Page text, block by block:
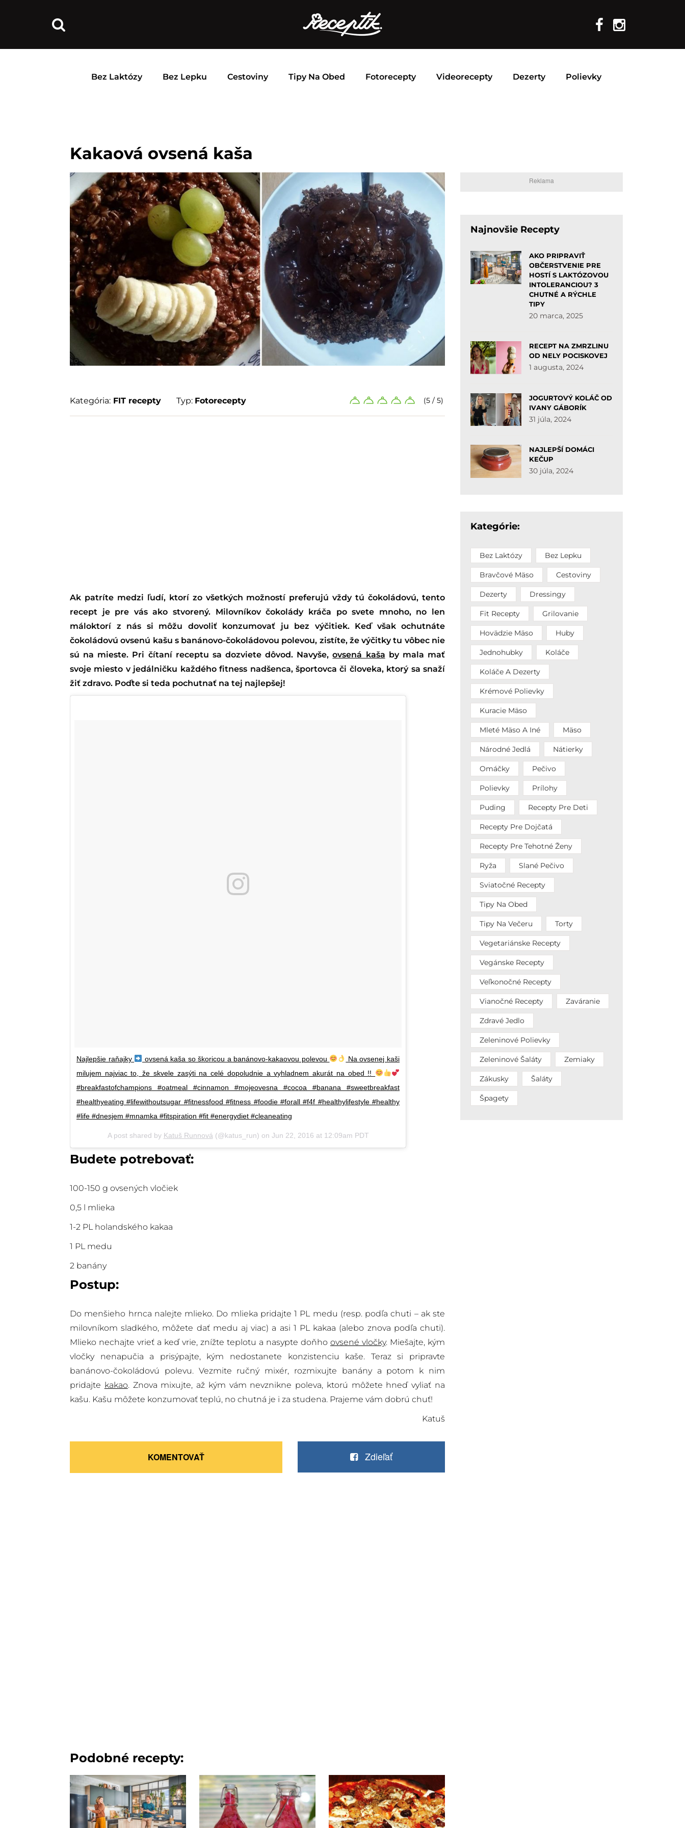
Bez Laktózy Bez Lepku Cestoviny Tipy Na Obed Fotorecepty Videorecepty Dezerty Polievky
Kakaová ovsená kaša
(5 / 5)
Kategória: FIT recepty Typ: Fotorecepty
Ak patríte medzi ľudí, ktorí zo všetkých možností preferujú vždy tú čokoládovú, tento
recept je pre vás ako stvorený. Milovníkov čokolády kráča po svete mnoho, no len
máloktorí z nás si môžu dovoliť konzumovať ju bez výčitiek. Keď však ochutnáte
čokoládovú ovsenú kašu s banánovo-čokoládovou polevou, zistíte, že výčitky tu vôbec nie
sú na mieste. Pri čítaní receptu sa dozviete dôvod. Navyše,ovsená kaša by mala mať
svoje miesto v jedálničku každého fitness nadšenca, športovca či človeka, ktorý sa snaží
žiť zdravo. Poďte si teda pochutnať na tej najlepšej!
Najlepšie raňajky ovsená kaša so škoricou a banánovo-kakaovou polevou
Na ovsenej kaši
milujem najviac to, že skvele zasýti na celé dopoludnie a vyhladnem akurát na obed !!
#breakfastofchampions #oatmeal #cinnamon #mojeovesna #cocoa #banana #sweetbreakfast
#healthyeating #lifewithoutsugar #fitnessfood #ﬁtness #foodie #forall #f4f #healthylifestyle #healthy
#life #dnesjem #mnamka #fitspiration #fit #energydiet #cleaneating
A post shared by Katuš Runnová (@katus_run) on Jun 22, 2016 at 12:09am PDT
Budete potrebovať:
100-150 g ovsených vločiek
0,5 l mlieka
1-2 PL holandského kakaa
1 PL medu
2 banány
Postup:
Do menšieho hrnca nalejte mlieko. Do mlieka pridajte 1 PL medu (resp. podľa chuti – ak ste
milovníkom sladkého, môžete dať medu aj viac) a asi 1 PL kakaa (alebo znova podľa chuti).
Mlieko nechajte vrieť a keď vrie, znížte teplotu a nasypte doňho ovsené vločky. Miešajte, kým
vločky nenapučia a prisýpajte, kým nedostanete konzistenciu kaše. Teraz si pripravte
banánovo-čokoládovú polevu. Vezmite ručný mixér, rozmixujte banány a potom k nim
pridajte kakao. Znova mixujte, až kým vám nevznikne poleva, ktorú môžete hneď vyliať na
kašu. Kašu môžete konzumovať teplú, no chutná je i za studena. Prajeme vám dobrú chuť!
Katuš
KOMENTOVAŤ Zdieľať
Podobné recepty:
Reklama
Najnovšie Recepty
AKO PRIPRAVIŤ
OBČERSTVENIE PRE
HOSTÍ S LAKTÓZOVOU
INTOLERANCIOU? 3
CHUTNÉ A RÝCHLE
TIPY
20 marca, 2025
RECEPT NA ZMRZLINU
OD NELY POCISKOVEJ
1 augusta, 2024
JOGURTOVÝ KOLÁČ OD
IVANY GÁBORÍK
31 júla, 2024
NAJLEPŠÍ DOMÁCI
KEČUP
30 júla, 2024
Kategórie:
Bez Laktózy Bez Lepku
Bravčové Mäso Cestoviny
Dezerty Dressingy
Fit Recepty Grilovanie
Hovädzie Mäso Huby
Jednohubky Koláče
Koláče A Dezerty
Krémové Polievky
Kuracie Mäso
Mleté Mäso A Iné Mäso
Národné Jedlá Nátierky
Omáčky Pečivo
Polievky Prílohy
Puding Recepty Pre Deti
Recepty Pre Dojčatá
Recepty Pre Tehotné Ženy
Ryža Slané Pečivo
Sviatočné Recepty
Tipy Na Obed
Tipy Na Večeru Torty
Vegetariánske Recepty
Vegánske Recepty
Veľkonočné Recepty
Vianočné Recepty Zaváranie
Zdravé Jedlo
Zeleninové Polievky
Zeleninové Šaláty Zemiaky
Zákusky Šaláty
Špagety